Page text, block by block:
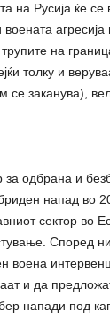
на Русија ќе се
на
толку и
заканува),
одбрана и
напад во
сектор во
Според
воена
и да
напади под